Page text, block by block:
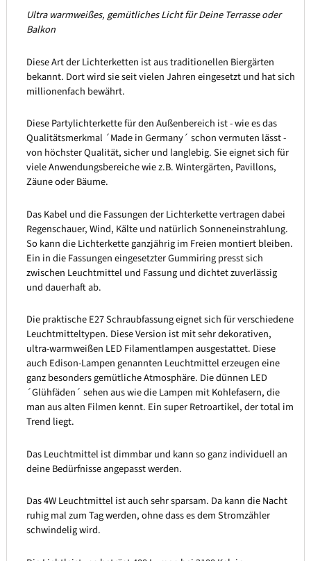
Ultra warmweißes, gemütliches Licht für Deine Terrasse oder
Balkon
Diese Art der Lichterketten ist aus traditionellen Biergärten
bekannt. Dort wird sie seit vielen Jahren eingesetzt und hat sich
millionenfach bewährt.
Diese Partylichterkette für den Außenbereich ist - wie es das
Qualitätsmerkmal ´Made in Germany´ schon vermuten lässt -
von höchster Qualität, sicher und langlebig. Sie eignet sich für
viele Anwendungsbereiche wie z.B. Wintergärten, Pavillons,
Zäune oder Bäume.
Das Kabel und die Fassungen der Lichterkette vertragen dabei
Regenschauer, Wind, Kälte und natürlich Sonneneinstrahlung.
So kann die Lichterkette ganzjährig im Freien montiert bleiben.
Ein in die Fassungen eingesetzter Gummiring presst sich
zwischen Leuchtmittel und Fassung und dichtet zuverlässig
und dauerhaft ab.
Die praktische E27 Schraubfassung eignet sich für verschiedene
Leuchtmitteltypen. Diese Version ist mit sehr dekorativen,
ultra-warmweißen LED Filamentlampen ausgestattet. Diese
auch Edison-Lampen genannten Leuchtmittel erzeugen eine
ganz besonders gemütliche Atmosphäre. Die dünnen LED
´Glühfäden´ sehen aus wie die Lampen mit Kohlefasern, die
man aus alten Filmen kennt. Ein super Retroartikel, der total im
Trend liegt.
Das Leuchtmittel ist dimmbar und kann so ganz individuell an
deine Bedürfnisse angepasst werden.
Das 4W Leuchtmittel ist auch sehr sparsam. Da kann die Nacht
ruhig mal zum Tag werden, ohne dass es dem Stromzähler
schwindelig wird.